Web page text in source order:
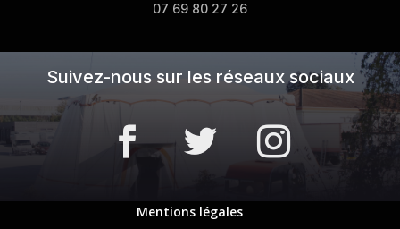
07 69 80 27 26
Suivez-nous sur les réseaux sociaux
Mentions légales